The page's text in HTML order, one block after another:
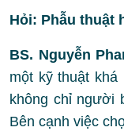
Hỏi: Phẫu thuật
BS. Nguyễn
một kỹ thuật
không chỉ người
Bên cạnh việc